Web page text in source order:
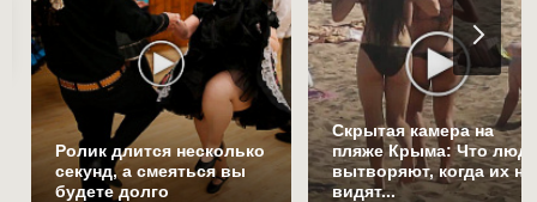
Ролик длится несколько
секунд, а смеяться вы
будете долго
Скрытая камера на
пляже Крыма: Что
вытворяют, когда их не
видят...